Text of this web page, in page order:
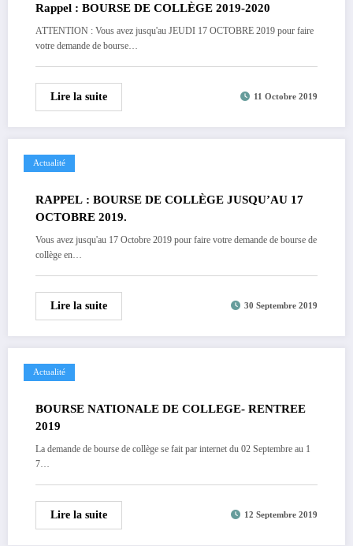
Rappel : BOURSE DE COLLÈGE 2019-2020
ATTENTION : Vous avez jusqu'au JEUDI 17 OCTOBRE 2019 pour faire
votre demande de bourse…
Lire la suite 11 Octobre 2019
Actualité
RAPPEL : BOURSE DE COLLÈGE JUSQU’AU 17
OCTOBRE 2019.
Vous avez jusqu'au 17 Octobre 2019 pour faire votre demande de bourse de
collège en…
Lire la suite 30 Septembre 2019
Actualité
BOURSE NATIONALE DE COLLEGE- RENTREE
2019
La demande de bourse de collège se fait par internet du 02 Septembre au 1
7…
Lire la suite 12 Septembre 2019